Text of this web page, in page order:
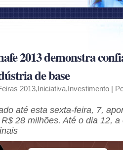
2013 demonstra
de base
2013,Iniciativa,Investimento |
até esta sexta-feira, 7,
28 milhões. Até o dia 12,